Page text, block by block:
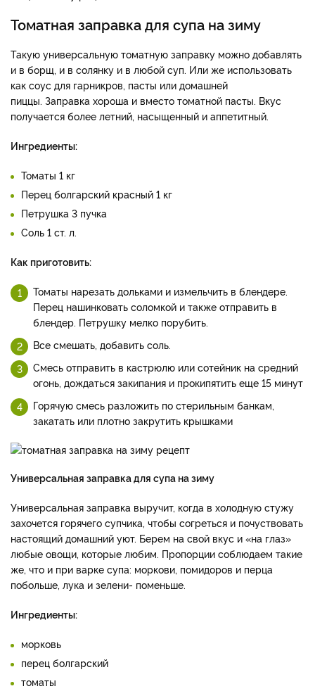
Томатная заправка для супа на зиму
Такую универсальную томатную заправку можно добавлять
и в борщ, и в солянку и в любой суп. Или же использовать
как соус для гарникров, пасты или домашней
пиццы. Заправка хороша и вместо томатной пасты. Вкус
получается более летний, насыщенный и аппетитный.
Ингредиенты:
Томаты 1 кг
Перец болгарский красный 1 кг
Петрушка 3 пучка
Соль 1 ст. л.
Как приготовить:
Томаты нарезать дольками и измельчить в блендере.
Перец нашинковать соломкой и также отправить в
блендер. Петрушку мелко порубить.
Все смешать, добавить соль.
Смесь отправить в кастрюлю или сотейник на средний
огонь, дождаться закипания и прокипятить еще 15 минут
Горячую смесь разложить по стерильным банкам,
закатать или плотно закрутить крышками
Универсальная заправка для супа на зиму
Универсальная заправка выручит, когда в холодную стужу
захочется горячего супчика, чтобы согреться и почуствовать
настоящий домашний уют. Берем на свой вкус и «на глаз»
любые овощи, которые любим. Пропорции соблюдаем такие
же, что и при варке супа: моркови, помидоров и перца
побольше, лука и зелени- поменьше.
Ингредиенты:
морковь
перец болгарский
томаты